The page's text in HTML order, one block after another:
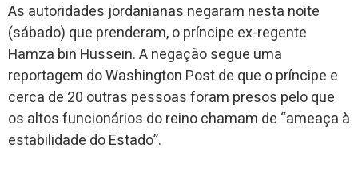
As autoridades jordanianas negaram nesta noite
(sábado) que prenderam, o príncipe ex-regente
Hamza bin Hussein. A negação segue uma
reportagem do Washington Post de que o príncipe e
cerca de 20 outras pessoas foram presos pelo que
os altos funcionários do reino chamam de “ameaça à
estabilidade do Estado”.